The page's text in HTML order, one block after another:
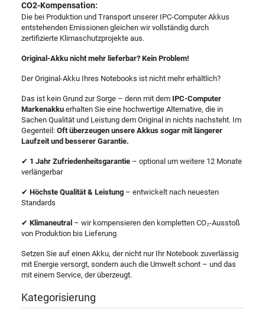
CO2-Kompensation:
Die bei Produktion und Transport unserer IPC-Computer Akkus
entstehenden Emissionen gleichen wir vollständig durch
zertifizierte Klimaschutzprojekte aus.
Original-Akku nicht mehr lieferbar? Kein Problem!
Der Original-Akku Ihres Notebooks ist nicht mehr erhältlich?
Das ist kein Grund zur Sorge – denn mit dem IPC-Computer
Markenakku erhalten Sie eine hochwertige Alternative, die in
Sachen Qualität und Leistung dem Original in nichts nachsteht. Im
Gegenteil: Oft überzeugen unsere Akkus sogar mit längerer
Laufzeit und besserer Garantie.
✔ 1 Jahr Zufriedenheitsgarantie – optional um weitere 12 Monate
verlängerbar
✔ Höchste Qualität & Leistung – entwickelt nach neuesten
Standards
✔ Klimaneutral – wir kompensieren den kompletten CO₂-Ausstoß
von Produktion bis Lieferung
Setzen Sie auf einen Akku, der nicht nur Ihr Notebook zuverlässig
mit Energie versorgt, sondern auch die Umwelt schont – und das
mit einem Service, der überzeugt.
Kategorisierung